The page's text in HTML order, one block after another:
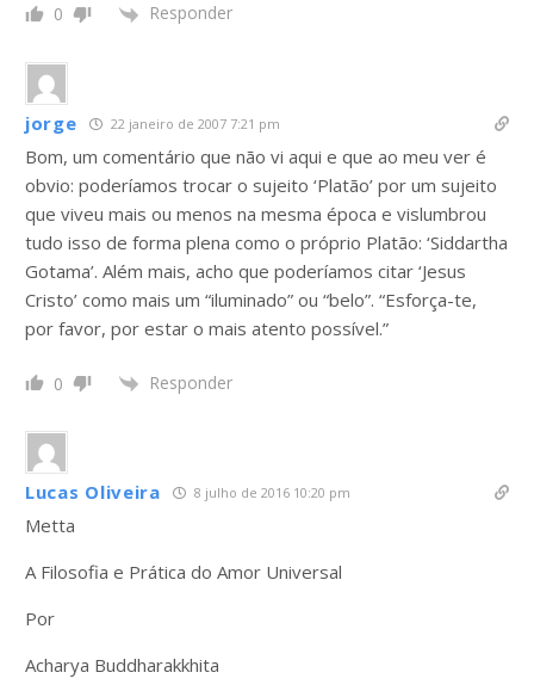
0 Responder
jorge 22 janeiro de 2007 7:21 pm
Bom, um comentário que não vi aqui e que ao meu ver é
obvio: poderíamos trocar o sujeito ‘Platão’ por um sujeito
que viveu mais ou menos na mesma época e vislumbrou
tudo isso de forma plena como o próprio Platão: ‘Siddartha
Gotama’. Além mais, acho que poderíamos citar ‘Jesus
Cristo’ como mais um “iluminado” ou “belo”. “Esforça-te,
por favor, por estar o mais atento possível.”
0 Responder
Lucas Oliveira 8 julho de 2016 10:20 pm
Metta
A Filosofia e Prática do Amor Universal
Por
Acharya Buddharakkhita